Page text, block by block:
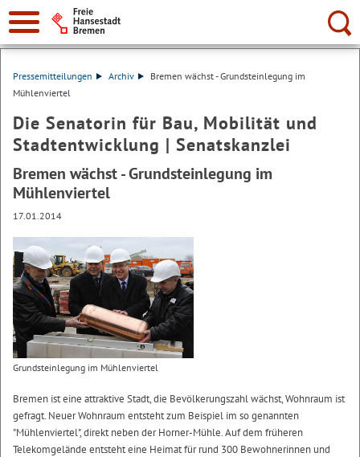
Suche:
Pressemitteilungen Archiv
Bremen wächst - Grundsteinlegung im
Mühlenviertel
Die Senatorin für Bau, Mobilität und
Stadtentwicklung | Senatskanzlei
Bremen wächst - Grundsteinlegung im
Mühlenviertel
17.01.2014
Grundsteinlegung im Mühlenviertel
Bremen ist eine attraktive Stadt, die Bevölkerungszahl wächst, Wohnraum ist
gefragt. Neuer Wohnraum entsteht zum Beispiel im so genannten
"Mühlenviertel", direkt neben der Horner-Mühle. Auf dem früheren
Telekomgelände entsteht eine Heimat für rund 300 Bewohnerinnen und